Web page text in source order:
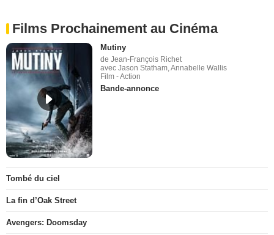
Films Prochainement au Cinéma
Mutiny
de Jean-François Richet
avec Jason Statham, Annabelle Wallis
Film - Action
Bande-annonce
Tombé du ciel
La fin d’Oak Street
Avengers: Doomsday